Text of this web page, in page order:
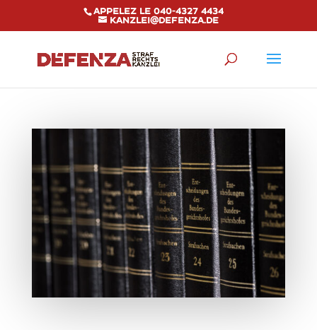
Appelez le 040-4327 4434
kanzlei@defenza.de